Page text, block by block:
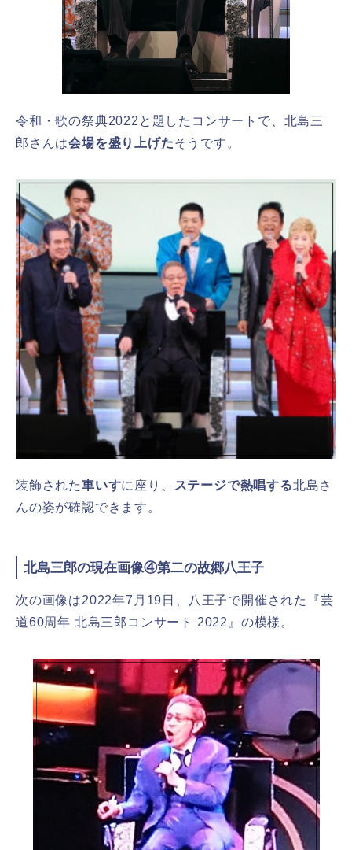
令和・歌の祭典2022と題したコンサートで、北島三
郎さんは会場を盛り上げたそうです。
装飾された車いすに座り、 ステージで熱唱する北島さ
んの姿が確認できます。
北島三郎の現在画像④第二の故郷八王子
次の画像は2022年7月19日、八王子で開催された『芸
道60周年 北島三郎コンサート 2022』の模様。